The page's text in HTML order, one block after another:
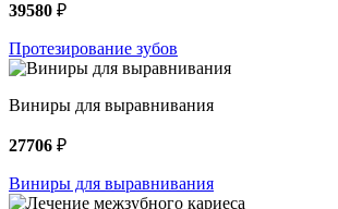
39580 ₽
Протезирование зубов
Виниры для выравнивания
27706 ₽
Виниры для выравнивания